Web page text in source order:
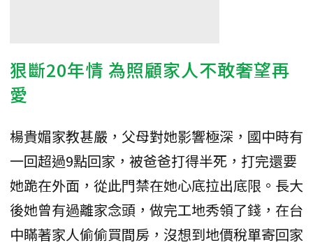
狠斷20年情 為照顧家人不敢奢望再
愛
楊貴媚家教甚嚴，父母對她影響極深，國中時有
一回超過9點回家，被爸爸打得半死，打完還要
她跪在外面，從此門禁在她心底拉出底限。長大
後她曾有過離家念頭，做完工地秀領了錢，在台
中瞞著家人偷偷買間房，沒想到地價稅單寄回家